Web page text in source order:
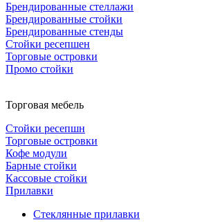
Брендированные стеллажи
Брендированные стойки
Брендированные стенды
Стойки ресепшен
Торговые островки
Промо стойки
Торговая мебель
Стойки ресепшн
Торговые островки
Кофе модули
Барные стойки
Кассовые стойки
Прилавки
Стеклянные прилавки